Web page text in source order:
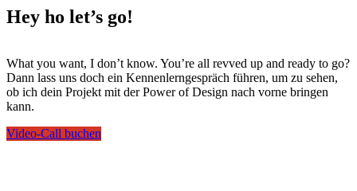
Hey ho let’s go!
What you want, I don’t know. You’re all revved up and ready to go?
Dann lass uns doch ein Kennenlerngespräch führen, um zu sehen,
ob ich dein Projekt mit der Power of Design nach vorne bringen
kann.
Video-Call buchen